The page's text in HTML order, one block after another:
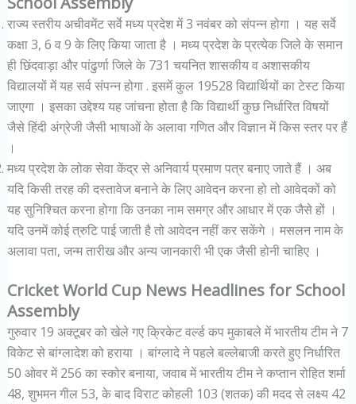
राज्य स्तरीय अचीवमेंट सर्वे मध्य प्रदेश में 3 नवंबर को संपन्न होगा । यह सर्वे
कक्षा 3, 6 व 9 के लिए किया जाता है । मध्य प्रदेश के प्रत्येक जिले के समान
ही छिंदवाड़ा और पांढुर्णा जिले के 731 चयनित शासकीय व अशासकीय
विद्यालयों में यह सर्व संपन्न होगा . इसमें कुल 19528 विद्यार्थियों का टेस्ट किया
जाएगा । इसका उद्देश्य यह जांचना होता है कि विद्यार्थी कुछ निर्धारित विषयों
जैसे हिंदी अंग्रेजी जैसी भाषाओं के अलावा गणित और विज्ञान में किस स्तर पर हैं
।
मध्य प्रदेश के लोक सेवा केंद्र से अनिवार्य प्रमाण पत्र बनाए जाते हैं । अब
यदि किसी तरह की दस्तावेज बनाने के लिए आवेदन करना हो तो आवेदकों को
यह सुनिश्चित करना होगा कि उनका नाम समग्र और आधार में एक जैसे हों ।
यदि उनमें कोई त्रुटि पाई जाती है तो आवेदन नहीं कर सकेंगे । मसलन नाम के
अलावा पता, जन्म तारीख और अन्य जानकारी भी एक जैसी होनी चाहिए ।
Cricket World Cup News Headlines for School
Assembly
गुरुवार 19 अक्टूबर को खेले गए क्रिकेट वर्ल्ड कप मुकाबले में भारतीय टीम ने 7
विकेट से बांग्लादेश को हराया । बांग्लादे ने पहले बल्लेबाजी करते हुए निर्धारित
50 ओवर में 256 का स्कोर बनाया, जवाब में भारतीय टीम ने कप्तान रोहित शर्मा
48, शुभमन गील 53, के बाद विराट कोहली 103 (शतक) की मदद से लक्ष्य 42